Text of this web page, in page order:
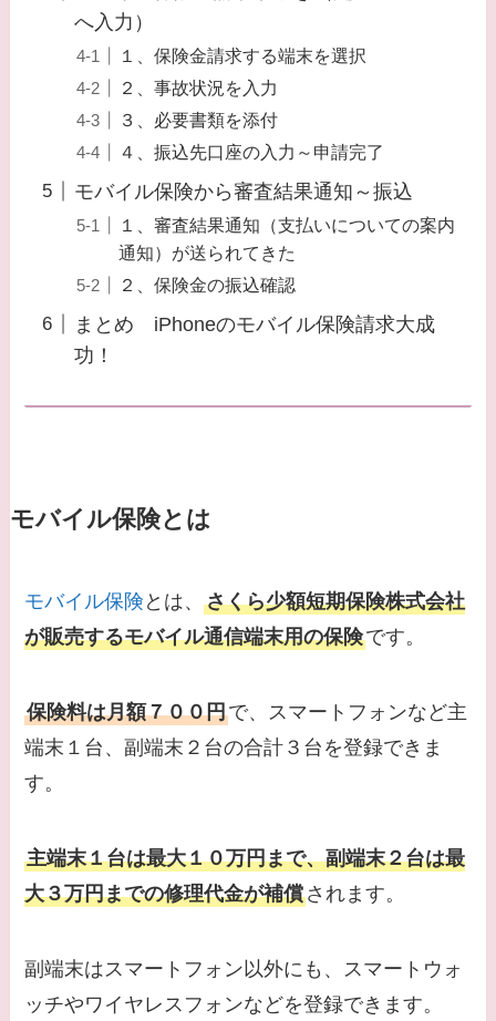
へ入力）
１、保険金請求する端末を選択
２、事故状況を入力
３、必要書類を添付
４、振込先口座の入力～申請完了
モバイル保険から審査結果通知～振込
１、審査結果通知（支払いについての案内
通知）が送られてきた
２、保険金の振込確認
まとめ iPhoneのモバイル保険請求大成
功！
モバイル保険とは
モバイル保険 とは、さくら少額短期保険株式会社
が販売するモバイル通信端末用の保険です。
保険料は月額７００円で、スマートフォンなど主
端末１台、副端末２台の合計３台を登録できま
す。
主端末１台は最大１０万円まで、副端末２台は最
大３万円までの修理代金が補償されます。
副端末はスマートフォン以外にも、スマートウォ
ッチやワイヤレスフォンなどを登録できます。